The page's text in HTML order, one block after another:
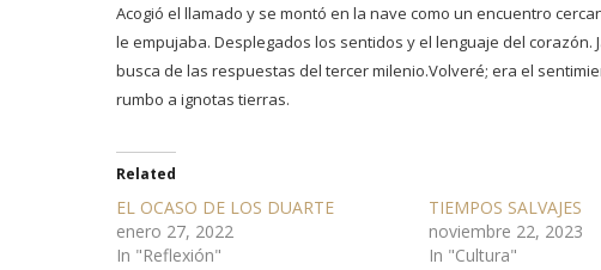
Acogió el llamado y se montó en la nave como un encuentro
le empujaba. Desplegados los sentidos y el lenguaje del
busca de las respuestas del tercer milenio.Volveré; era el
rumbo a ignotas tierras.
Related
EL OCASO DE LOS DUARTE
enero 27, 2022
In "Reflexión"
TIEMPOS SALVAJES
noviembre 22, 2023
In "Cultura"